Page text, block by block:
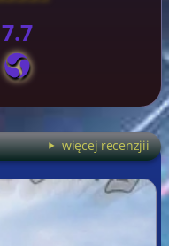
7.7
więcej recenzjii